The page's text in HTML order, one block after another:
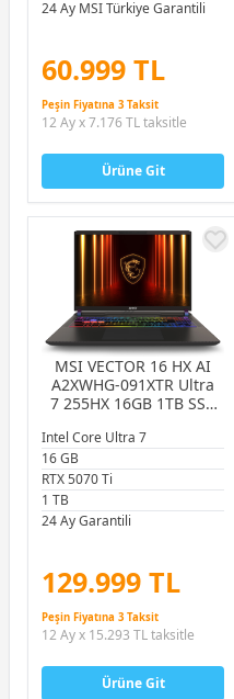
24 Ay MSI Türkiye Garantili
60.999 TL
Peşin Fiyatına 3 Taksit
12 Ay x 7.176 TL taksitle
Ürüne Git
MSI VECTOR 16 HX AI
A2XWHG-091XTR Ultra
7 255HX 16GB 1TB SSD
16.0″ QHD+ 240Hz
FreeDOS Gaming
Notebook
Intel Core Ultra 7
16 GB
RTX 5070 Ti
1 TB
24 Ay Garantili
129.999 TL
Peşin Fiyatına 3 Taksit
12 Ay x 15.293 TL taksitle
Ürüne Git